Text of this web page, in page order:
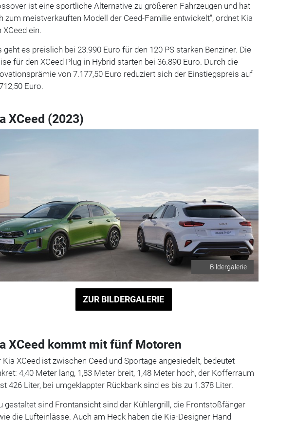
ist eine sportliche Alternative zu größeren Fahrzeugen und hat
zum meistverkauften Modell der Ceed-Familie entwickelt", ordnet Kia
XCeed ein.
geht es preislich bei 23.990 Euro für den 120 PS starken Benziner. Die
für den XCeed Plug-in Hybrid starten bei 36.890 Euro. Durch die
von 7.177,50 Euro reduziert sich der Einstiegspreis auf
Euro.
XCeed (2023)
Bildergalerie
ZUR BILDERGALERIE
XCeed kommt mit fünf Motoren
Kia XCeed ist zwischen Ceed und Sportage angesiedelt, bedeutet
4,40 Meter lang, 1,83 Meter breit, 1,48 Meter hoch, der Kofferraum
426 Liter, bei umgeklappter Rückbank sind es bis zu 1.378 Liter.
gestaltet sind Frontansicht sind der Kühlergrill, die Frontstoßfänger
die Lufteinlässe. Auch am Heck haben die Kia-Designer Hand